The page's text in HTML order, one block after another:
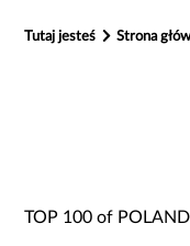
Tutaj jesteś Strona
TOP 100 of